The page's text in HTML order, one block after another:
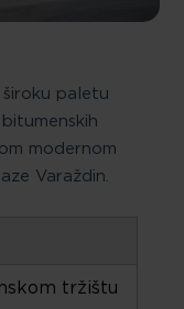
paletu
modernom
Varaždin.
tržištu